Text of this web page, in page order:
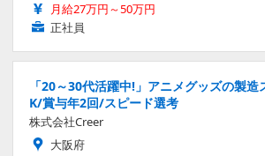
月給27万円～50万円
正社員
「20～30代活躍中!」アニメグッズの製
K/賞与年2回/スピード選考
株式会社Creer
大阪府